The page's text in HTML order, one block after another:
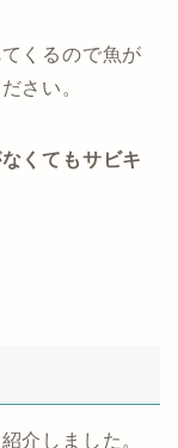
くるので魚が
さい。
くてもサビキ
介しました。